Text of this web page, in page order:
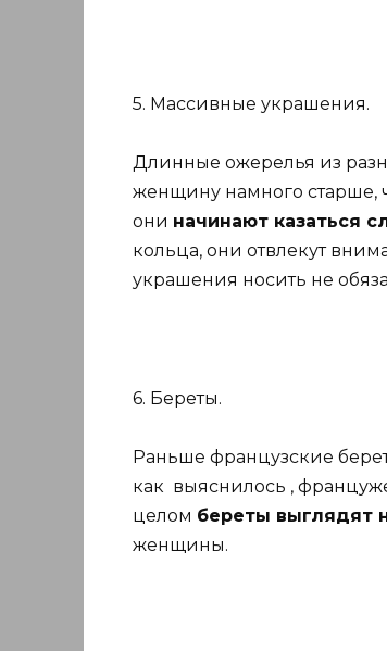
5. Массивные украшения.
Длинные ожерелья из
женщину намного старше,
они начинают казаться
кольца, они отвлекут
украшения носить не
6. Береты.
Раньше французские
как выяснилось ,
целом береты выглядят
женщины.